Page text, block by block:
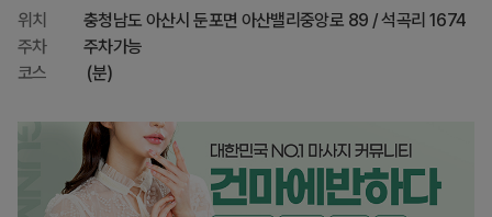
위치
충청남도 아산시 둔포면 아산밸리중앙로 89 / 석곡리 1674
주차
주차가능
코스
(분)